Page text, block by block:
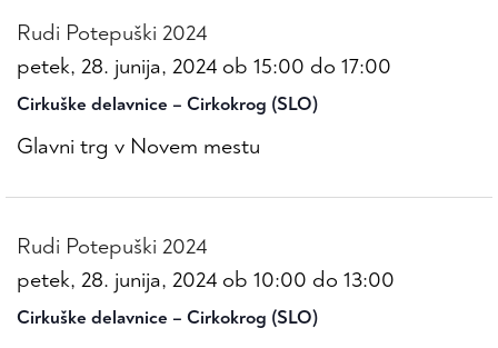
Rudi Potepuški 2024
Cirkuške delavnice – Cirkokrog (SLO)
petek, 28. junija, 2024 ob 15:00 do 17:00
Glavni trg v Novem mestu
Rudi Potepuški 2024
Cirkuške delavnice – Cirkokrog (SLO)
petek, 28. junija, 2024 ob 10:00 do 13:00